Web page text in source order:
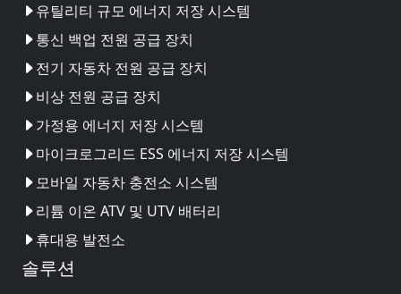
유틸리티 규모 에너지 저장 시스템
통신 백업 전원 공급 장치
전기 자동차 전원 공급 장치
비상 전원 공급 장치
가정용 에너지 저장 시스템
마이크로그리드 ESS 에너지 저장 시스템
모바일 자동차 충전소 시스템
리튬 이온 ATV 및 UTV 배터리
휴대용 발전소
솔루션